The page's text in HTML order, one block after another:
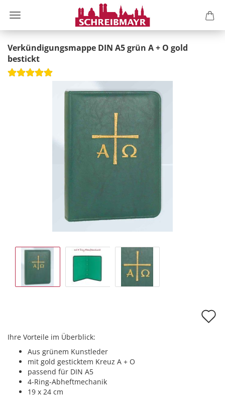
Verkündigungsmappe DIN A5 grün A + O gold
bestickt
Ihre Vorteile im Überblick:
Aus grünem Kunstleder
mit gold gesticktem Kreuz A + O
passend für DIN A5
4-Ring-Abheftmechanik
19 x 24 cm